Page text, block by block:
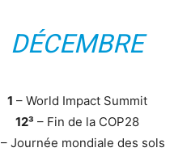
DÉCEMBRE
1 – World Impact Summit
12³ – Fin de la COP28
– Journée mondiale des sols